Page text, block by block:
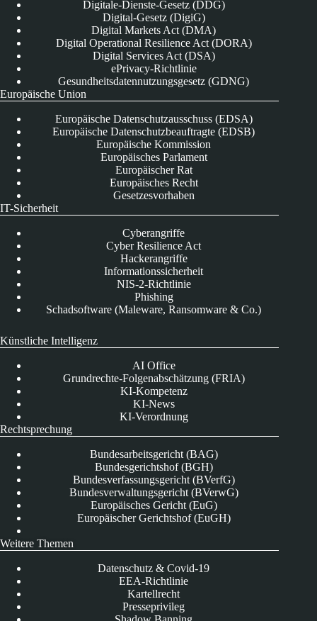
Digitale-Dienste-Gesetz (DDG)
Digital-Gesetz (DigiG)
Digital Markets Act (DMA)
Digital Operational Resilience Act (DORA)
Digital Services Act (DSA)
ePrivacy-Richtlinie
Gesundheitsdatennutzungsgesetz (GDNG)
Europäische Union
Europäische Datenschutzausschuss (EDSA)
Europäische Datenschutzbeauftragte (EDSB)
Europäische Kommission
Europäisches Parlament
Europäischer Rat
Europäisches Recht
Gesetzesvorhaben
IT-Sicherheit
Cyberangriffe
Cyber Resilience Act
Hackerangriffe
Informationssicherheit
NIS-2-Richtlinie
Phishing
Schadsoftware (Maleware, Ransomware & Co.)
Künstliche Intelligenz
AI Office
Grundrechte-Folgenabschätzung (FRIA)
KI-Kompetenz
KI-News
KI-Verordnung
Rechtsprechung
Bundesarbeitsgericht (BAG)
Bundesgerichtshof (BGH)
Bundesverfassungsgericht (BVerfG)
Bundesverwaltungsgericht (BVerwG)
Europäisches Gericht (EuG)
Europäischer Gerichtshof (EuGH)
Weitere Themen
Datenschutz & Covid-19
EEA-Richtlinie
Kartellrecht
Presseprivileg